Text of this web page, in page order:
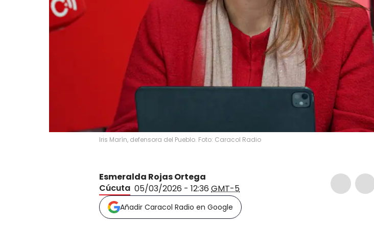
Iris Marín, defensora del Pueblo. Foto: Caracol Radio
Esmeralda Rojas Ortega
Cúcuta 05/03/2026 - 12:36 GMT-5
Añadir Caracol Radio en Google